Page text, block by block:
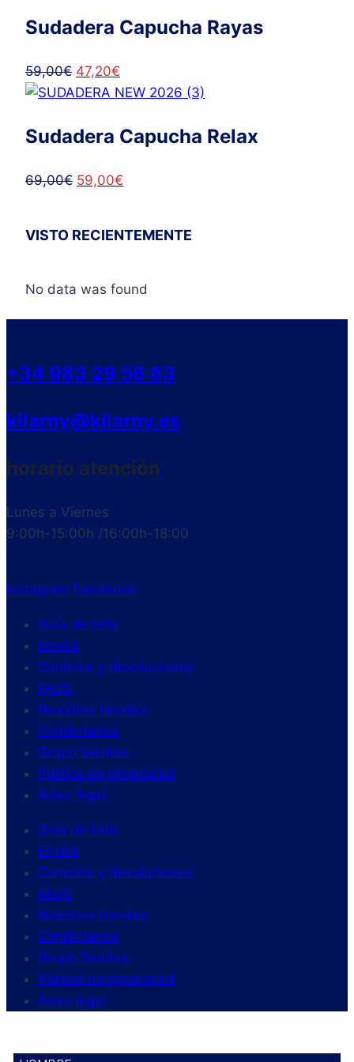
era:
Sudadera Capucha Rayas
59,00€ El
precio
era:
47,20€
precio
es:
Sudadera Capucha Relax
69,00€ El
era:
59,00€
es:
VISTO RECIENTEMENTE
No data was found
+34 983 29 56 63
kilarny@kilarny.es
horario atención
Lunes a Viernes
9:00h-15:00h /16:00h-18:00
Instagram Facebook
Guía de talla
Envíos
Cambios y devoluciones
FAQS
Nuestras tiendas
Contáctanos
Grupo Seditex
Política de privacidad
Aviso legal
Guía de talla
Envíos
Cambios y devoluciones
FAQS
Nuestras tiendas
Contáctanos
Grupo Seditex
Política de privacidad
Aviso legal